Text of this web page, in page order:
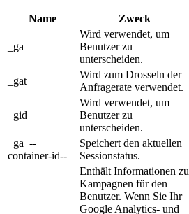
Name Zweck
_ga
Wird verwendet, um
Benutzer zu
unterscheiden.
_gat
Wird zum Drosseln der
Anfragerate verwendet.
_gid
Wird verwendet, um
Benutzer zu
unterscheiden.
_ga_--
container-id--
Speichert den aktuellen
Sessionstatus.
Enthält Informationen zu
Kampagnen für den
Benutzer. Wenn Sie Ihr
Google Analytics- und